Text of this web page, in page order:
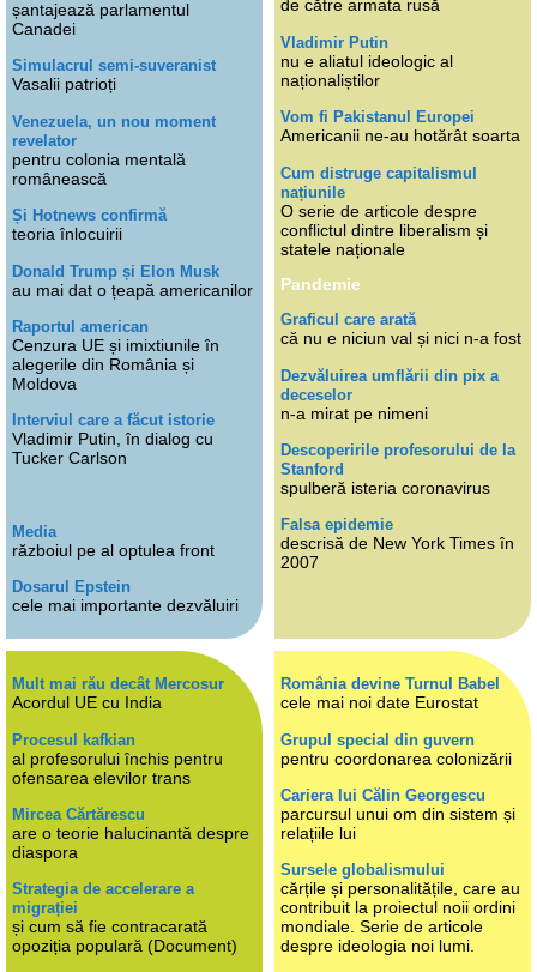
șantajează parlamentul
Canadei
Simulacrul semi-suveranist
Vasalii patrioți
Venezuela, un nou moment
revelator
pentru colonia mentală
românească
Și Hotnews confirmă
teoria înlocuirii
Donald Trump și Elon Musk
au mai dat o țeapă americanilor
Raportul american
Cenzura UE și imixtiunile în
alegerile din România și
Moldova
Interviul care a făcut istorie
Vladimir Putin, în dialog cu
Tucker Carlson
Media
războiul pe al optulea front
Dosarul Epstein
cele mai importante dezvăluiri
de către armata rusă
Vladimir Putin
nu e aliatul ideologic al
naționaliștilor
Vom fi Pakistanul Europei
Americanii ne-au hotărât soarta
Cum distruge capitalismul
națiunile
O serie de articole despre
conflictul dintre liberalism și
statele naționale
Pandemie
Graficul care arată
că nu e niciun val și nici n-a fost
Dezvăluirea umflării din pix a
deceselor
n-a mirat pe nimeni
Descoperirile profesorului de la
Stanford
spulberă isteria coronavirus
Falsa epidemie
descrisă de New York Times în
2007
Mult mai rău decât Mercosur
Acordul UE cu India
Procesul kafkian
al profesorului închis pentru
ofensarea elevilor trans
Mircea Cărtărescu
are o teorie halucinantă despre
diaspora
Strategia de accelerare a
migrației
și cum să fie contracarată
opoziția populară (Document)
România devine Turnul Babel
cele mai noi date Eurostat
Grupul special din guvern
pentru coordonarea colonizării
Cariera lui Călin Georgescu
parcursul unui om din sistem și
relațiile lui
Sursele globalismului
cărțile și personalitățile, care au
contribuit la proiectul noii ordini
mondiale. Serie de articole
despre ideologia noi lumi.